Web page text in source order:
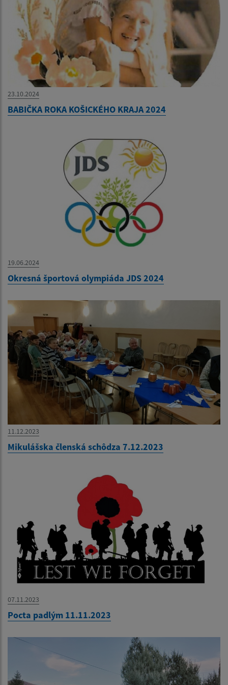
23.10.2024
BABIČKA ROKA KOŠICKÉHO KRAJA 2024
19.06.2024
Okresná športová olympiáda JDS 2024
11.12.2023
Mikulášska členská schôdza 7.12.2023
07.11.2023
Pocta padlým 11.11.2023